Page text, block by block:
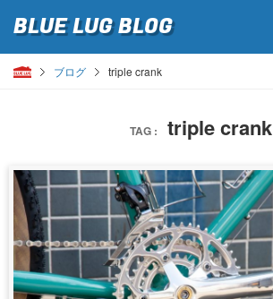
BLUE LUGBLOG
ブログ triple crank
TAG : triple crank